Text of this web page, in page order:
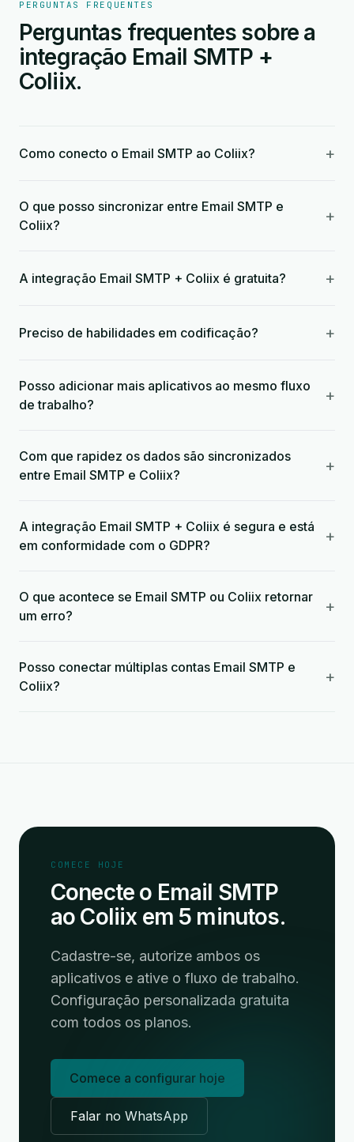
PERGUNTAS FREQUENTES
Perguntas frequentes sobre a
integração Email SMTP +
Coliix.
Como conecto o Email SMTP ao Coliix? +
O que posso sincronizar entre Email SMTP e
Coliix?
+
A integração Email SMTP + Coliix é gratuita? +
Preciso de habilidades em codificação? +
Posso adicionar mais aplicativos ao mesmo fluxo
de trabalho?
+
Com que rapidez os dados são sincronizados
entre Email SMTP e Coliix?
+
A integração Email SMTP + Coliix é segura e está
em conformidade com o GDPR?
+
O que acontece se Email SMTP ou Coliix retornar
um erro?
+
Posso conectar múltiplas contas Email SMTP e
Coliix?
+
COMECE HOJE
Conecte o Email SMTP
ao Coliix em 5 minutos.
Cadastre-se, autorize ambos os
aplicativos e ative o fluxo de trabalho.
Configuração personalizada gratuita
com todos os planos.
Comece a configurar hoje
Falar no WhatsApp